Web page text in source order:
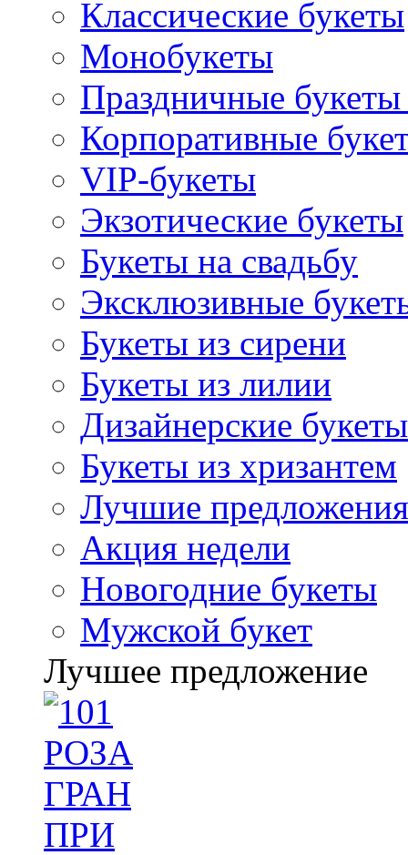
Классические букеты
Монобукеты
Праздничные букеты
Корпоративные
VIP-букеты
Экзотические букеты
Букеты на свадьбу
Эксклюзивные
Букеты из сирени
Букеты из лилии
Дизайнерские
Букеты из хризантем
Лучшие предложения
Акция недели
Новогодние букеты
Мужской букет
Лучшее предложение